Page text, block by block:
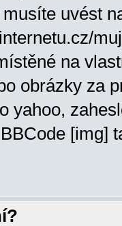
uvést
na
obrázky za
yahoo,
[img]